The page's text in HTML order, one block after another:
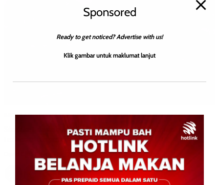
BERITA AM BERITA TOP JENAYAH NASIONAL WILAYAH SABAH
Sindiket dadah antarabangsa tumpas, rampasan
terbesar negara bernilai RM244 juta
February 14, 2026 0
Sponsored
Ready to get noticed? Advertise with us!
Klik gambar untuk maklumat lanjut